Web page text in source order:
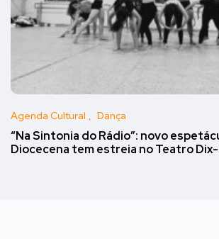
Agenda Cultural Dança
“Na Sintonia do Rádio”: novo
Diocecena tem estreia no Teatro